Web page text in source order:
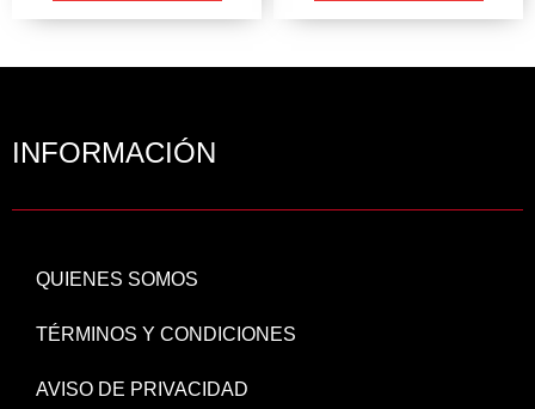
INFORMACIÓN
QUIENES SOMOS
TÉRMINOS Y CONDICIONES
AVISO DE PRIVACIDAD